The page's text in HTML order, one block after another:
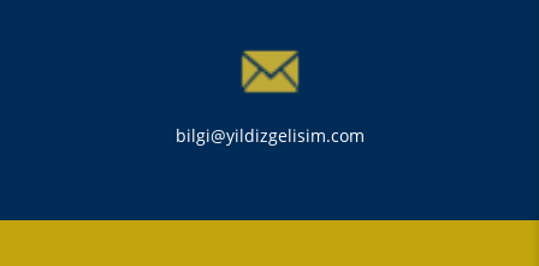
bilgi@yildizgelisim.com